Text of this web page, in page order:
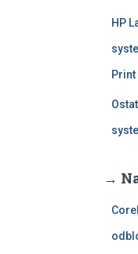
HP
Print
→